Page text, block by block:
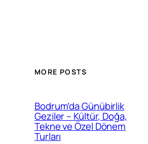
MORE POSTS
Bodrum’da Günübirlik
Geziler – Kültür, Doğa,
Tekne ve Özel Dönem
Turları